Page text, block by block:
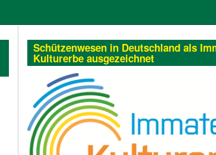
Schützenwesen in Deutschland als
Kulturerbe ausgezeichnet